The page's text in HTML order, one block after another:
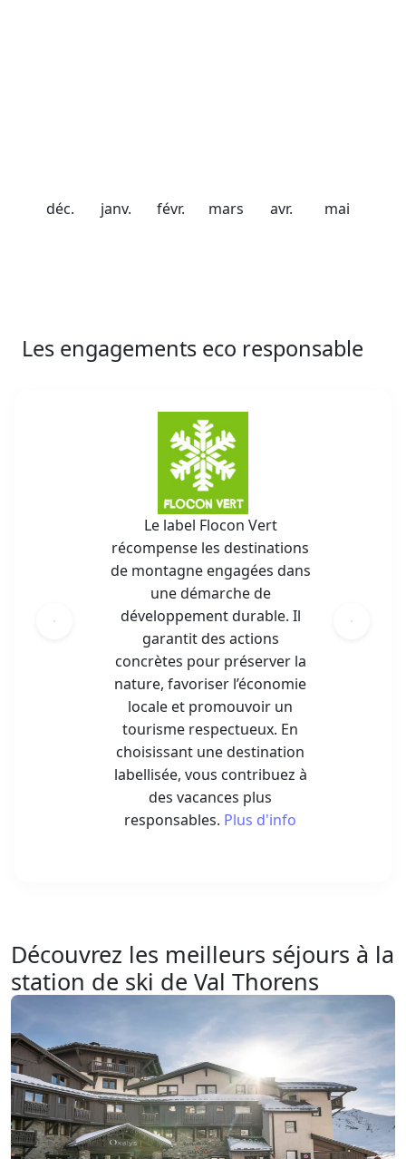
déc. janv. févr. mars avr. mai
Les engagements eco responsable
Le label Flocon Vert
récompense les destinations
de montagne engagées dans
une démarche de
développement durable. Il
garantit des actions
concrètes pour préserver la
nature, favoriser l’économie
locale et promouvoir un
tourisme respectueux. En
choisissant une destination
labellisée, vous contribuez à
des vacances plus
responsables. Plus d'info
Découvrez les meilleurs séjours à la
station de ski de Val Thorens